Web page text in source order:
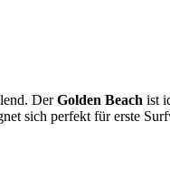
DerGolden Beach ist
sich perfekt für erste